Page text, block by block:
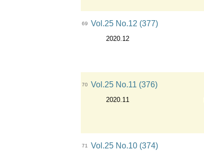
69 Vol.25 No.12 (377)
2020.12
70 Vol.25 No.11 (376)
2020.11
71 Vol.25 No.10 (374)